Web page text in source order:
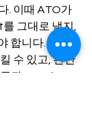
. 이때 ATO가
그대로 낼지,
합니다. 판단
수 있고, 판단
과 penalty